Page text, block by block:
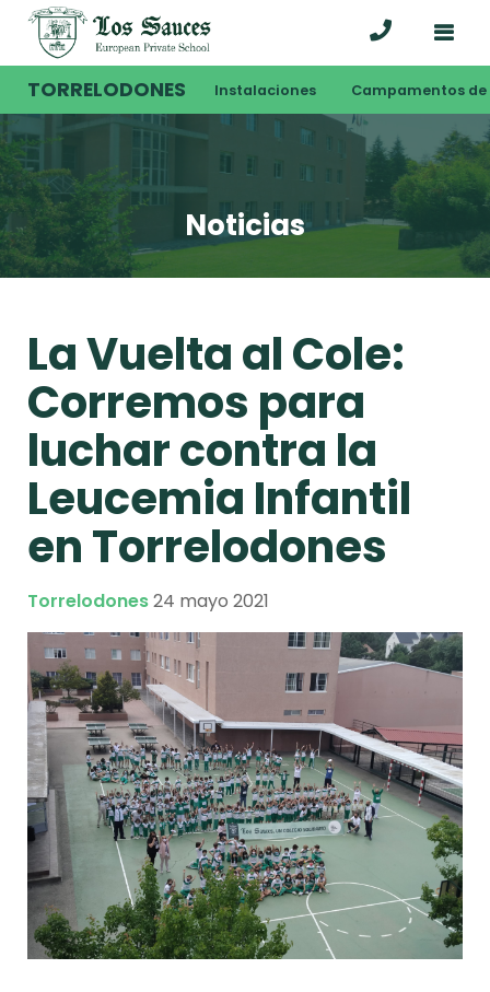
TORRELODONES Instalaciones Campamentos de
Noticias
La Vuelta al Cole:
Corremos para
luchar contra la
Leucemia Infantil
en Torrelodones
Torrelodones24 mayo 2021